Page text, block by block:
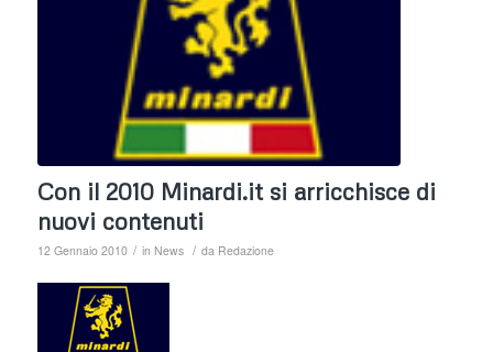
Con il 2010 Minardi.it si arricchisce di
nuovi contenuti
12 Gennaio 2010 / in News / da Redazione